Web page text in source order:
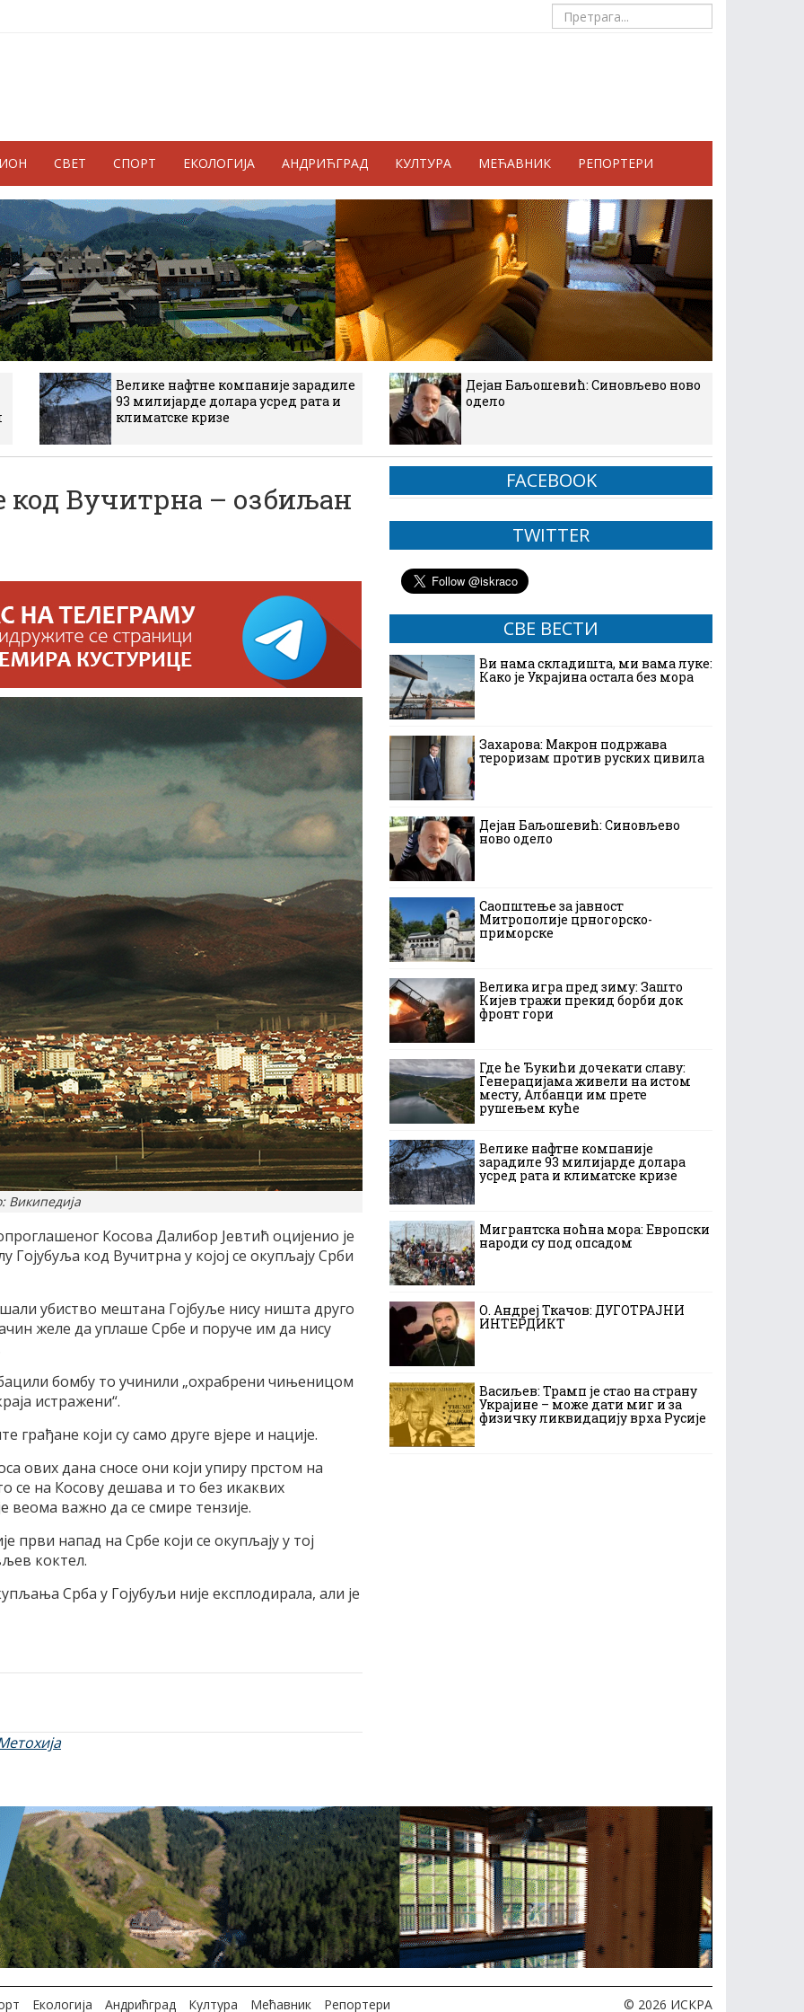
СВЕТ СПОРТ ЕКОЛОГИЈА АНДРИЋГРАД КУЛТУРА МЕЋАВНИК РЕПОРТЕРИ
Велике нафтне компаније зарадиле
93 милијарде долара усред рата и
климатске кризе
Дејан Баљошевић: Синовљево ново
одело
Вучитрна – озбиљан
Википедија
Косова Далибор Јевтић оцијенио је
код Вучитрна у којој се окупљају Срби
убиство мештана Гојбуље нису ништа друго
желе да уплаше Србе и поруче им да нису
бацили бомбу то учинили „охрабрени чињеницом
истражени“.
грађане који су само друге вјере и нације.
ових дана сносе они који упиру прстом на
се на Косову дешава и то без икаквих
веома важно да се смире тензије.
први напад на Србе који се окупљају у тој
коктел.
Срба у Гојубуљи није експлодирала, али је
FACEBOOK
TWITTER
СВЕ ВЕСТИ
Ви нама складишта, ми вама луке:
Како је Украјина остала без мора
Захарова: Макрон подржава
тероризам против руских цивила
Дејан Баљошевић: Синовљево
ново одело
Саопштење за јавност
Митрополије црногорско-
приморске
Велика игра пред зиму: Зашто
Кијев тражи прекид борби док
фронт гори
Где ће Ђукићи дочекати славу:
Генерацијама живели на истом
месту, Албанци им прете
рушењем куће
Велике нафтне компаније
зарадиле 93 милијарде долара
усред рата и климатске кризе
Мигрантска ноћна мора: Европски
народи су под опсадом
О. Андреј Ткачов: ДУГОТРАЈНИ
ИНТЕРДИКТ
Васиљев: Трамп је стао на страну
Украјине – може дати миг и за
физичку ликвидацију врха Русије
Екологија Андрићград Култура Мећавник Репортери © 2026 ИСКРА